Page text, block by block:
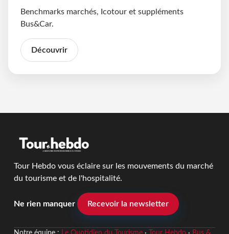
Benchmarks marchés, Icotour et suppléments
Bus&Car.
Découvrir
Tour Hebdo vous éclaire sur les mouvements du marché
du tourisme et de l'hospitalité.
Ne rien manquer Recevoir la newsletter